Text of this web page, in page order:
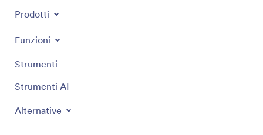
Prodotti
Funzioni
Strumenti
Strumenti AI
Alternative